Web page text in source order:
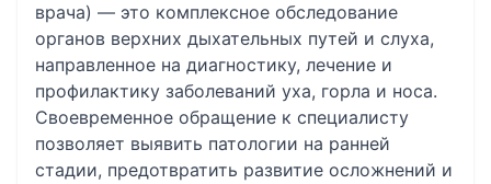
врача) — это комплексное обследование
органов верхних дыхательных путей и слуха,
направленное на диагностику, лечение и
профилактику заболеваний уха, горла и носа.
Своевременное обращение к специалисту
позволяет выявить патологии на ранней
стадии, предотвратить развитие осложнений и